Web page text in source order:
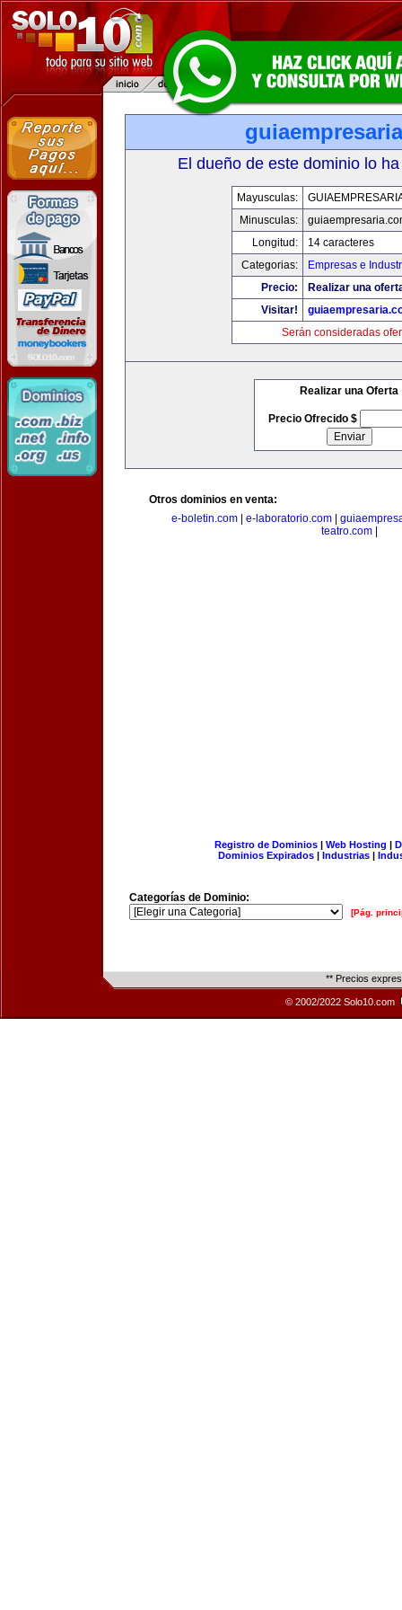
El dueño de este dominio lo
Mayusculas:
Minusculas:
Longitud:
14 caracteres
Categorias:
Empresas e
Precio:
Realizar una
Visitar!
Serán consideradas
Realizar una Oferta
Precio Ofrecido $
Otros dominios en venta:
e-boletin.com
e-laboratorio.com
teatro.com|
Registro de Dominios| Web Hosting |
Dominios Expirados | Industrias |
Categorías de Dominio:
[Pág.
** Precios
© 2002/2022 Solo10.com